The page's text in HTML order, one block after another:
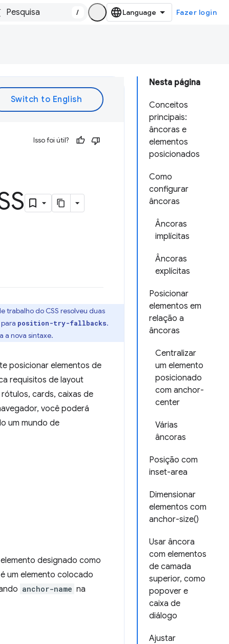
/ Fazer login
Nesta página
Conceitos
principais:
âncoras e
elementos
posicionados
Como
configurar
âncoras
Âncoras
implícitas
Âncoras
explícitas
Posicionar
elementos em
relação a
âncoras
Centralizar
um elemento
posicionado
com anchor-
center
Várias
âncoras
Posição com
inset-area
Dimensionar
elementos com
anchor-size()
Usar âncora
com elementos
de camada
superior, como
popover e
caixa de
diálogo
Ajustar
Isso foi útil?
trabalho do CSS resolveu duas
para position-try-fallbacks.
a nova sintaxe.
posicionar elementos de
requisitos de layout
cards, caixas de
você poderá
um mundo de
designado como
um elemento colocado
anchor-name na